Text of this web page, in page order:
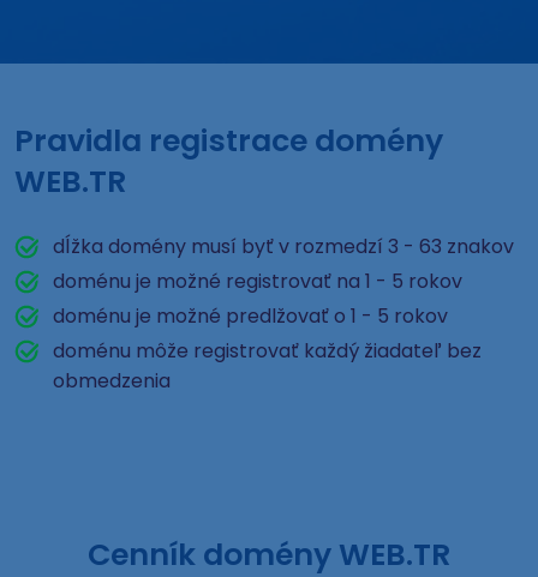
Pravidla registrace domény
WEB.TR
dĺžka domény musí byť v rozmedzí 3 - 63 znakov
doménu je možné registrovať na 1 - 5 rokov
doménu je možné predlžovať o 1 - 5 rokov
doménu môže registrovať každý žiadateľ bez
obmedzenia
Cenník domény WEB.TR